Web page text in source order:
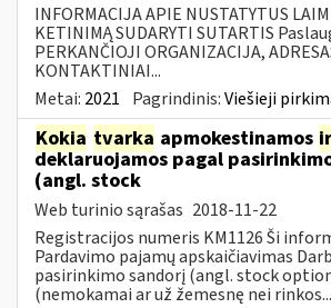
INFORMACIJA APIE NUSTATYTUS
KETINIMĄ SUDARYTI SUTARTIS
PERKANČIOJI ORGANIZACIJA,
KONTAKTINIAI...
Metai: 2021 Pagrindinis:Viešieji
Kokia tvarka apmokestinamos ir
deklaruojamos pagal
(angl. stock
Web turinio sąrašas 2018-11-22
Registracijos numeris KM1126 Ši
Pardavimo pajamų apskaičiavimas
pasirinkimo sandorį (angl. stock
(nemokamai ar už žemesnę nei rinkos...